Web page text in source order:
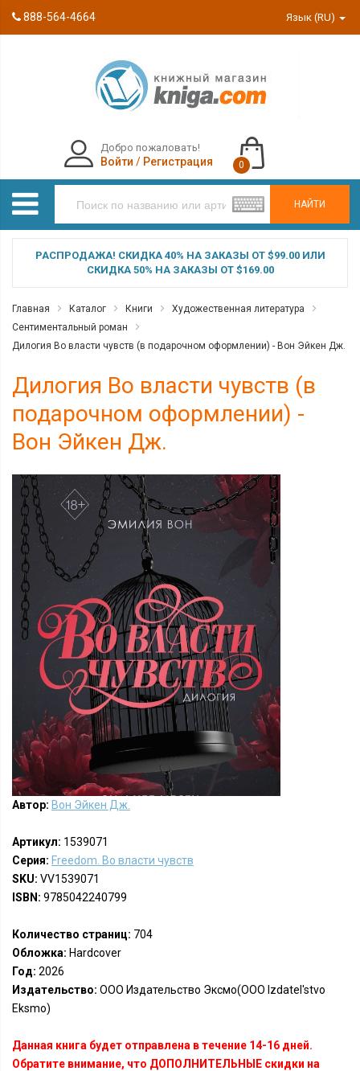
888-564-4664 Язык (RU)
НАЙТИ
Добро пожаловать!
Войти / Регистрация 0
РАСПРОДАЖА! СКИДКА 40% НА ЗАКАЗЫ ОТ $99.00 ИЛИ
СКИДКА 50% НА ЗАКАЗЫ ОТ $169.00
Главная Каталог Книги
Художественная литература
Сентиментальный роман
Дилогия Во власти чувств (в подарочном оформлении) - Вон Эйкен Дж.
Дилогия Во власти чувств (в
подарочном оформлении) -
Вон Эйкен Дж.
Автор: Вон Эйкен Дж.
Артикул: 1539071
Серия: Freedom. Во власти чувств
SKU: VV1539071
ISBN: 9785042240799
Количество страниц: 704
Обложка: Hardcover
Год: 2026
Издательство: ООО Издательство Эксмо(OOO Izdatel'stvo
Eksmo)
Данная книга будет отправлена в течение 14-16 дней.
Обратите внимание, что ДОПОЛНИТЕЛЬНЫЕ скидки на